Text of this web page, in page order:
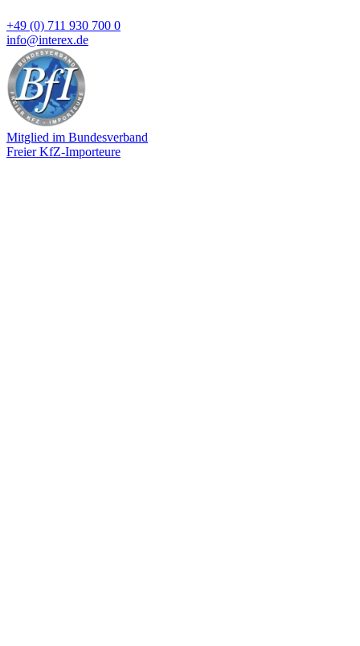
+49 (0) 711 930 700 0
info@interex.de
Mitglied im Bundesverband
Freier KfZ-Importeure